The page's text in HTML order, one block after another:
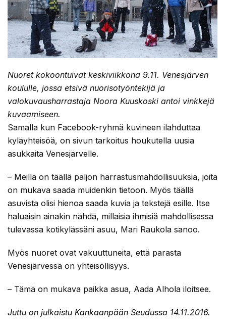
Nuoret kokoontuivat keskiviikkona 9.11. Venesjärven
koululle, jossa etsivä nuorisotyöntekijä ja
valokuvausharrastaja Noora Kuuskoski antoi vinkkejä
kuvaamiseen.
Samalla kun Facebook-ryhmä kuvineen ilahduttaa
kyläyhteisöä, on sivun tarkoitus houkutella uusia
asukkaita Venesjärvelle.
– Meillä on täällä paljon harrastusmahdollisuuksia, joita
on mukava saada muidenkin tietoon. Myös täällä
asuvista olisi hienoa saada kuvia ja tekstejä esille. Itse
haluaisin ainakin nähdä, millaisia ihmisiä mahdollisessa
tulevassa kotikylässäni asuu, Mari Raukola sanoo.
Myös nuoret ovat vakuuttuneita, että parasta
Venesjärvessä on yhteisöllisyys.
– Tämä on mukava paikka asua, Aada Alhola iloitsee.
Juttu on julkaistu Kankaanpään Seudussa 14.11.2016.